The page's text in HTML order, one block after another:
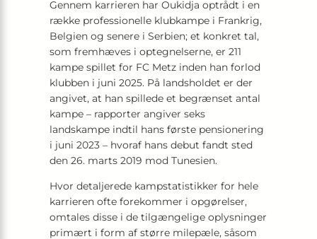
Gennem karrieren har Oukidja optrådt i en
række professionelle klubkampe i Frankrig,
Belgien og senere i Serbien; et konkret tal,
som fremhæves i optegnelserne, er 211
kampe spillet for FC Metz inden han forlod
klubben i juni 2025. På landsholdet er der
angivet, at han spillede et begrænset antal
kampe – rapporter angiver seks
landskampe indtil hans første pensionering
i juni 2023 – hvoraf hans debut fandt sted
den 26. marts 2019 mod Tunesien.
Hvor detaljerede kampstatistikker for hele
karrieren ofte forekommer i opgørelser,
omtales disse i de tilgængelige oplysninger
primært i form af større milepæle, såsom